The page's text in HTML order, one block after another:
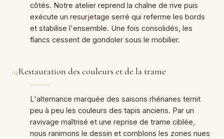
côtés. Notre atelier reprend la chaîne de rive puis
exécute un resurjetage serré qui referme les bords
et stabilise l'ensemble. Une fois consolidés, les
flancs cessent de gondoler sous le mobilier.
04Restauration des couleurs et de la trame
L'alternance marquée des saisons rhénanes ternit
peu à peu les couleurs des tapis anciens. Par un
ravivage maîtrisé et une reprise de trame ciblée,
nous ranimons le dessin et comblons les zones nues